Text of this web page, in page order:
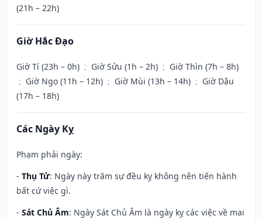
(21h – 22h)
Giờ Hắc Đạo
Giờ Tí (23h – 0h) ; Giờ Sửu (1h – 2h) ; Giờ Thìn (7h – 8h)
; Giờ Ngọ (11h – 12h) ; Giờ Mùi (13h – 14h) ; Giờ Dậu
(17h – 18h)
Các Ngày Kỵ
Phạm phải ngày:
- Thụ Tử: Ngày này trăm sự đều kỵ không nên tiến hành
bất cứ việc gì.
- Sát Chủ Âm: Ngày Sát Chủ Âm là ngày kỵ các việc về mai